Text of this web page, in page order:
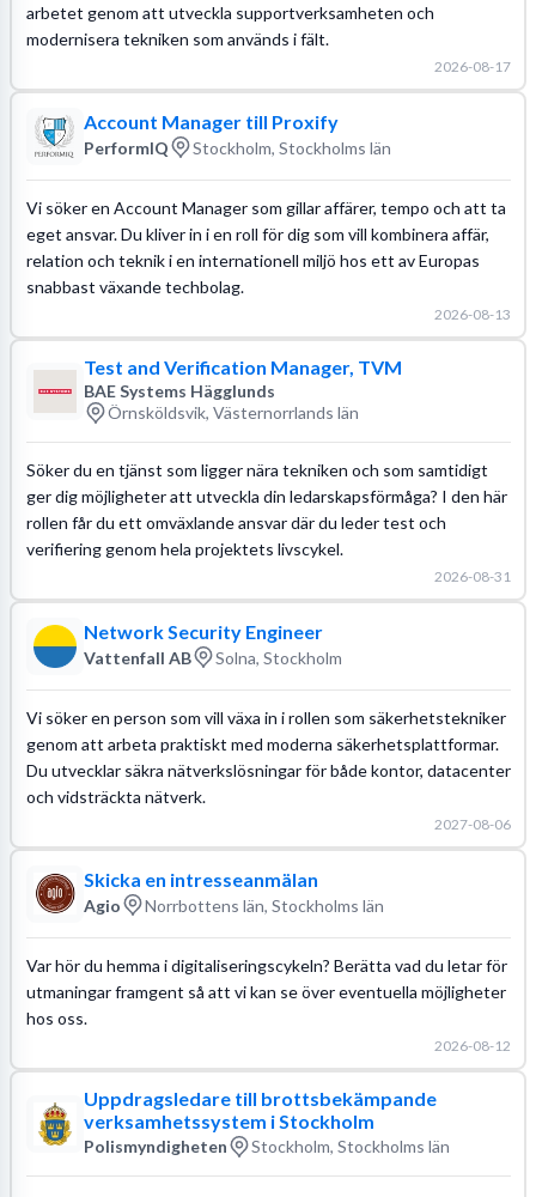
arbetet genom att utveckla supportverksamheten och
modernisera tekniken som används i fält.
2026-08-17
Account Manager till Proxify
PerformIQ Stockholm, Stockholms län
Vi söker en Account Manager som gillar affärer, tempo och att ta
eget ansvar. Du kliver in i en roll för dig som vill kombinera affär,
relation och teknik i en internationell miljö hos ett av Europas
snabbast växande techbolag.
2026-08-13
Test and Verification Manager, TVM
BAE Systems Hägglunds
Örnsköldsvik, Västernorrlands län
Söker du en tjänst som ligger nära tekniken och som samtidigt
ger dig möjligheter att utveckla din ledarskapsförmåga? I den här
rollen får du ett omväxlande ansvar där du leder test och
verifiering genom hela projektets livscykel.
2026-08-31
Network Security Engineer
Vattenfall AB Solna, Stockholm
Vi söker en person som vill växa in i rollen som säkerhetstekniker
genom att arbeta praktiskt med moderna säkerhetsplattformar.
Du utvecklar säkra nätverkslösningar för både kontor, datacenter
och vidsträckta nätverk.
2027-08-06
Skicka en intresseanmälan
Agio Norrbottens län, Stockholms län
Var hör du hemma i digitaliseringscykeln? Berätta vad du letar för
utmaningar framgent så att vi kan se över eventuella möjligheter
hos oss.
2026-08-12
Uppdragsledare till brottsbekämpande
verksamhetssystem i Stockholm
Polismyndigheten Stockholm, Stockholms län